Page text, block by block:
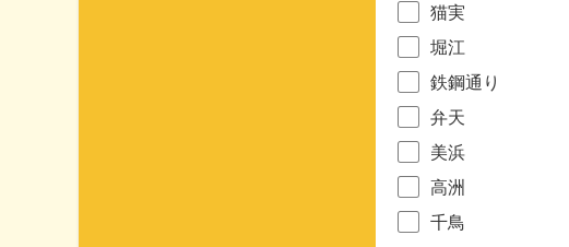
猫実
堀江
鉄鋼通り
弁天
美浜
高洲
千鳥